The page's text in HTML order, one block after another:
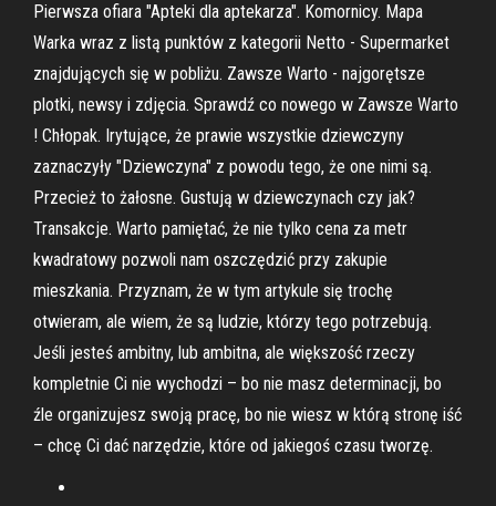
Pierwsza ofiara "Apteki dla aptekarza". Komornicy. Mapa
Warka wraz z listą punktów z kategorii Netto - Supermarket
znajdujących się w pobliżu. Zawsze Warto - najgorętsze
plotki, newsy i zdjęcia. Sprawdź co nowego w Zawsze Warto
! Chłopak. Irytujące, że prawie wszystkie dziewczyny
zaznaczyły "Dziewczyna" z powodu tego, że one nimi są.
Przecież to żałosne. Gustują w dziewczynach czy jak?
Transakcje. Warto pamiętać, że nie tylko cena za metr
kwadratowy pozwoli nam oszczędzić przy zakupie
mieszkania. Przyznam, że w tym artykule się trochę
otwieram, ale wiem, że są ludzie, którzy tego potrzebują.
Jeśli jesteś ambitny, lub ambitna, ale większość rzeczy
kompletnie Ci nie wychodzi – bo nie masz determinacji, bo
źle organizujesz swoją pracę, bo nie wiesz w którą stronę iść
– chcę Ci dać narzędzie, które od jakiegoś czasu tworzę.